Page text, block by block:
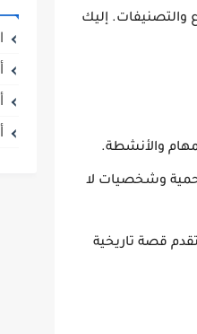
والتصنيفات. إليك
والأنشطة.
وشخصيات لا
قصة تاريخية